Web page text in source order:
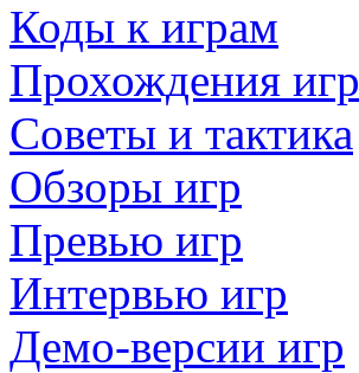
Коды к играм
Прохождения игр
Советы и тактика
Обзоры игр
Превью игр
Интервью игр
Демо-версии игр